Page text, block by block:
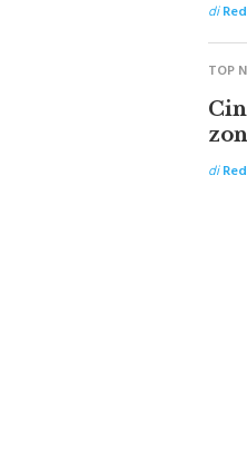
di
TOP
di